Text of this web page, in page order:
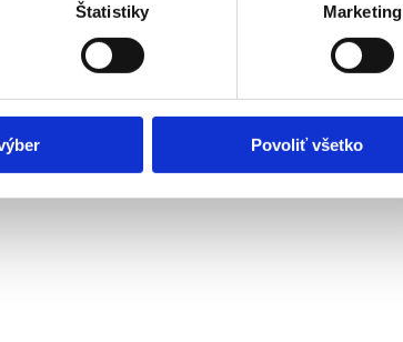
Štatistiky Marketing
Povoliť všetko